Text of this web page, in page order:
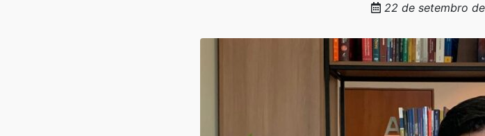
22 de setembro